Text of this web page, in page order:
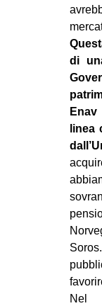
di
linea
Nel